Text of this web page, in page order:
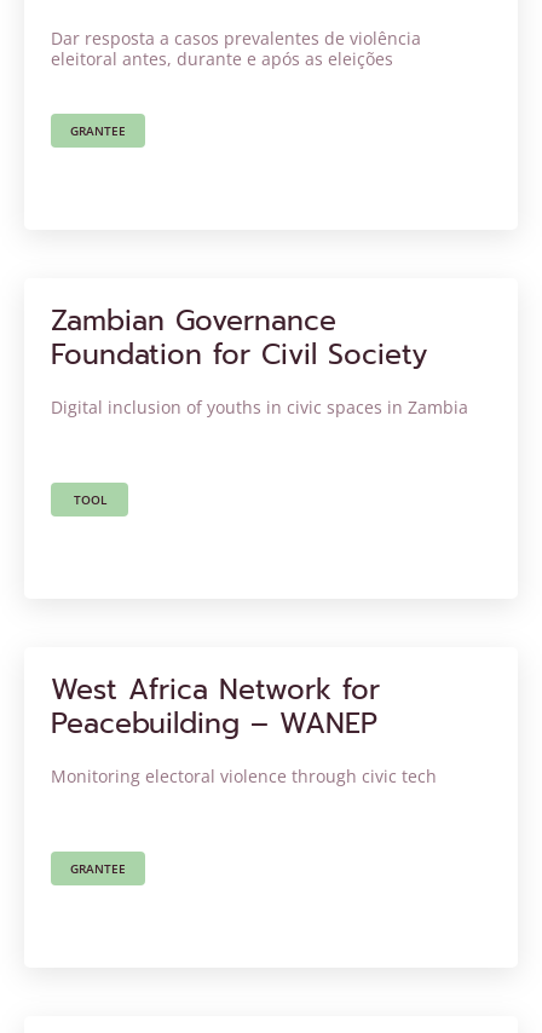
Dar resposta a casos prevalentes de violência
eleitoral antes, durante e após as eleições
GRANTEE
Zambian Governance
Foundation for Civil Society
Digital inclusion of youths in civic spaces in Zambia
TOOL
West Africa Network for
Peacebuilding – WANEP
Monitoring electoral violence through civic tech
GRANTEE